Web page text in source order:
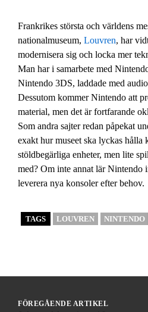
Frankrikes största och världens
nationalmuseum, Louvren, har
modernisera sig och locka mer
Man har i samarbete med
Nintendo 3DS, laddade med
Dessutom kommer Nintendo att
material, men det är fortfarande
Som andra sajter redan påpekat
exakt hur museet ska lyckas hålla
stöldbegärliga enheter, men lite
med? Om inte annat lär Nintendo
leverera nya konsoler efter behov.
TAGS LOUVREN NINTENDO
FÖREGÅENDE ARTIKEL